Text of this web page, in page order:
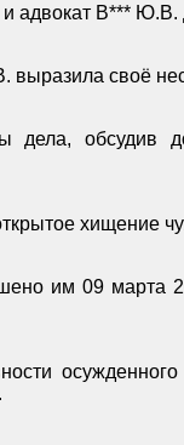
адвокат В***
выразила своё
дела, обсудив
хищение
им 09 марта